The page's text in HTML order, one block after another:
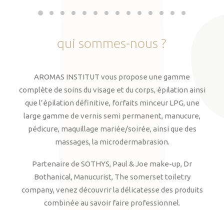
qui sommes-nous ?
AROMAS INSTITUT vous propose une gamme
complète de soins du visage et du corps, épilation ainsi
que l’épilation définitive, forfaits minceur LPG, une
large gamme de vernis semi permanent, manucure,
pédicure, maquillage mariée/soirée, ainsi que des
massages, la microdermabrasion.
Partenaire de SOTHYS, Paul & Joe make-up, Dr
Bothanical, Manucurist, The somerset toiletry
company, venez découvrir la délicatesse des produits
combinée au savoir faire professionnel.